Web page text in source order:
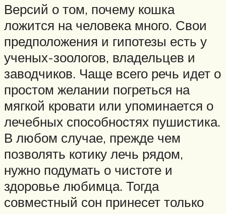
Версий о том, почему кошка
ложится на человека много. Свои
предположения и гипотезы есть у
ученых-зоологов, владельцев и
заводчиков. Чаще всего речь идет о
простом желании погреться на
мягкой кровати или упоминается о
лечебных способностях пушистика.
В любом случае, прежде чем
позволять котику лечь рядом,
нужно подумать о чистоте и
здоровье любимца. Тогда
совместный сон принесет только